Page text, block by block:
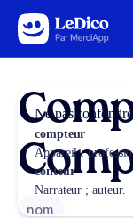
Aller au contenu
nom
Ne pas confondre
compteur
Appareil ;
conteur
Narrateur ; auteur.